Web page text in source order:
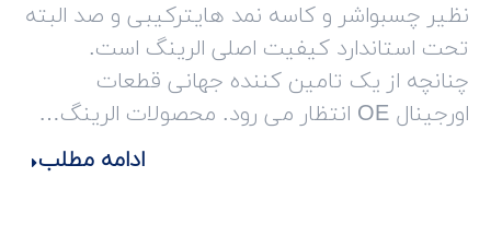
نظیر چسبواشر و کاسه نمد هایترکیبی و صد البته
تحت استاندارد کیفیت اصلی الرینگ است.
چنانچه از یک تامین کننده جهانی قطعات
اورجینال OE انتظار می رود. محصولات الرینگ…
ادامه مطلب